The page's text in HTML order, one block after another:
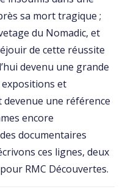
sa mort tragique ;
du Nomadic, et
de cette réussite
devenu une grande
et
devenue une référence
encore
documentaires
ces lignes, deux
RMC Découvertes.